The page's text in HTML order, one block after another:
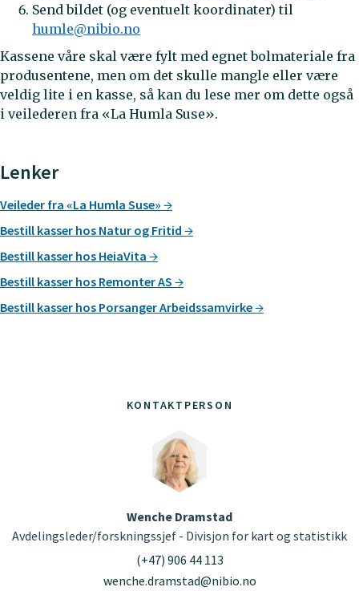
KONTAKTPERSON
Wenche Dramstad
Avdelingsleder/forskningssjef - Divisjon for kart og statistikk
(+47) 906 44 113
wenche.dramstad@nibio.no
Send bildet (og eventuelt koordinater) til
humle@nibio.no
Kassene våre skal være fylt med egnet bolmateriale fra
produsentene, men om det skulle mangle eller være
veldig lite i en kasse, så kan du lese mer om dette også
i veilederen fra «La Humla Suse».
Lenker
Veileder fra «La Humla Suse»
Bestill kasser hos Natur og Fritid
Bestill kasser hos HeiaVita
Bestill kasser hos Remonter AS
Bestill kasser hos Porsanger Arbeidssamvirke